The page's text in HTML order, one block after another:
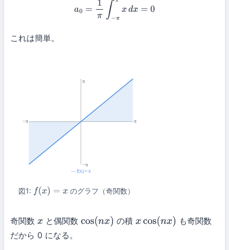
1 − x dx=
これは簡単。
−π π
π
−π
― f(x) = x
図1: f( x)=x のグラフ（奇関数）
奇関数 x と偶関数cos(nx) の積xcos(nx)
も奇関数
だから 0 になる。